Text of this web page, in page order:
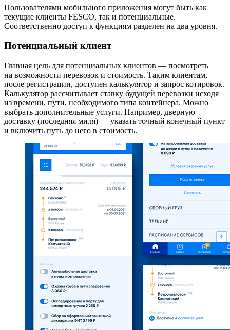
Пользователями мобильного приложения могут быть как
текущие клиенты FESCO, так и потенциальные.
Соответственно доступ к функциям разделен на два уровня.
Потенциальный клиент
Главная цель для потенциальных клиентов — посмотреть
на возможности перевозок и стоимость. Таким клиентам,
после регистрации, доступен калькулятор и запрос котировок.
Калькулятор рассчитывает ставку будущей перевозки исходя
из времени, пути, необходимого типа контейнера. Можно
выбрать дополнительные услуги. Например, дверную
доставку (последняя миля) — указать точный конечный пункт
и включить путь до него в стоимость.